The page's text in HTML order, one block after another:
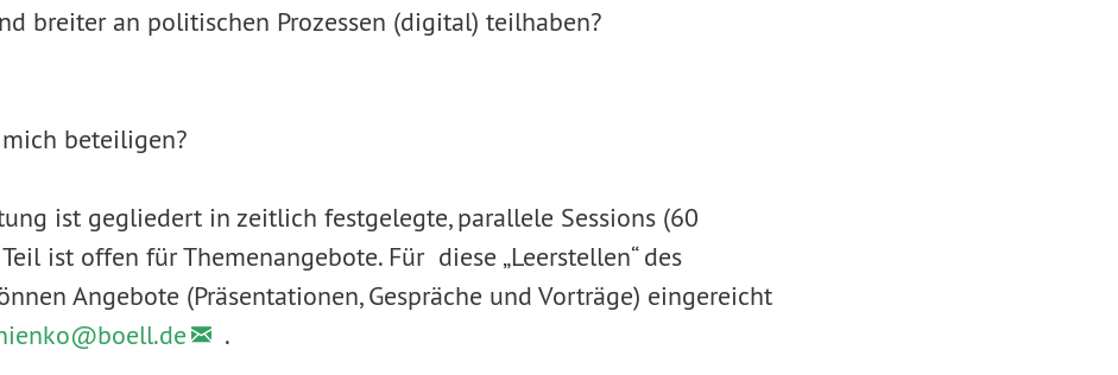
breiter an politischen Prozessen (digital) teilhaben?
beteiligen?
ist gegliedert in zeitlich festgelegte, parallele Sessions (60
ist offen für Themenangebote. Für diese „Leerstellen“ des
Angebote (Präsentationen, Gespräche und Vorträge) eingereicht
boell.de
.